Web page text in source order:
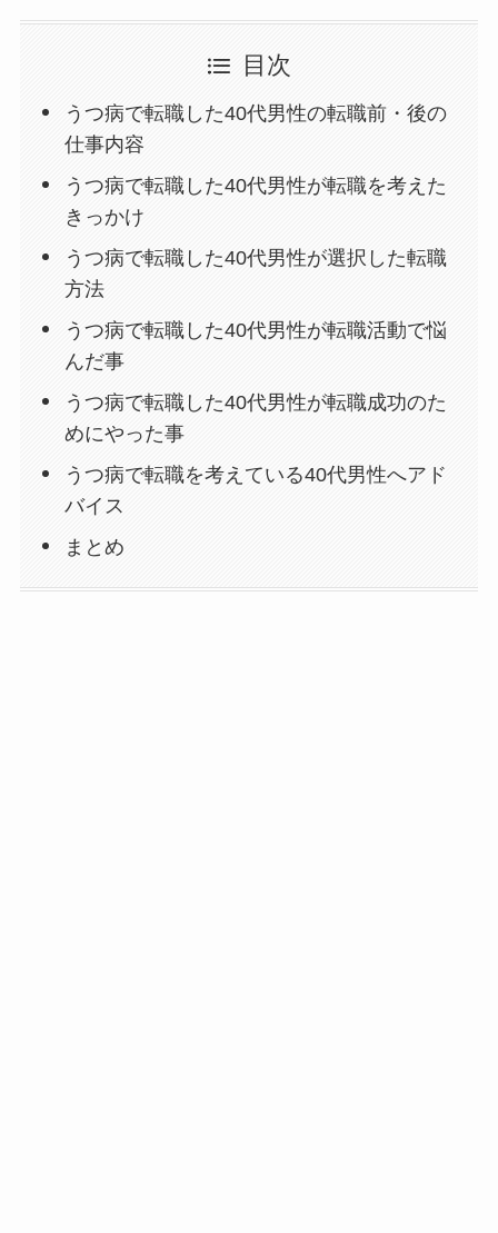
目次
うつ病で転職した40代男性の転職前・後の
仕事内容
うつ病で転職した40代男性が転職を考えた
きっかけ
うつ病で転職した40代男性が選択した転職
方法
うつ病で転職した40代男性が転職活動で悩
んだ事
うつ病で転職した40代男性が転職成功のた
めにやった事
うつ病で転職を考えている40代男性へアド
バイス
まとめ